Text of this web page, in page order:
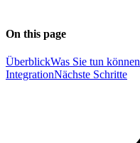
On this page
ÜberblickWas Sie tun können
IntegrationNächste Schritte